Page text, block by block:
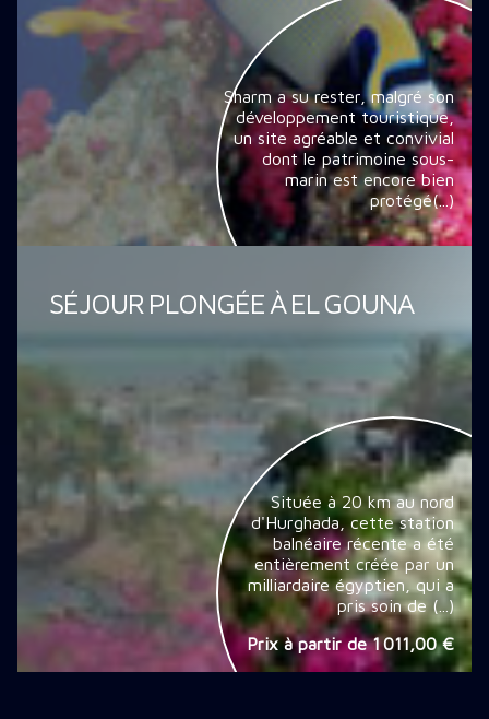
Sharm a su rester, malgré son
développement touristique,
un site agréable et convivial
dont le patrimoine sous-
marin est encore bien
protégé(...)
SÉJOUR PLONGÉE À EL GOUNA
Située à 20 km au nord
d'Hurghada, cette station
balnéaire récente a été
entièrement créée par un
milliardaire égyptien, qui a
pris soin de (...)
Prix à partir de1 011,00 €